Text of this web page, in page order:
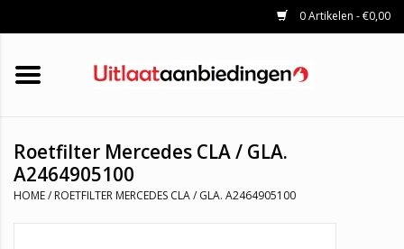
0 Artikelen - €0,00
HOME
KATALYSATOREN
UNIVERSELE UITLAATDELEN
MERKEN
Roetfilter Mercedes CLA / GLA.
A2464905100
HOME/ ROETFILTER MERCEDES CLA / GLA. A2464905100